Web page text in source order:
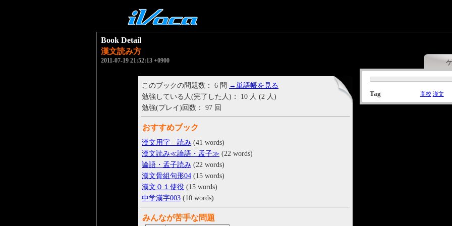
Book Detail
漢文読み方
2011-07-19 21:52:13 +0900
Tag 高校 漢文
このブックの問題数： 6 問 →単語帳を見る
勉強している人(完了した人)： 10 人 (2 人)
勉強(プレイ)回数： 97 回
おすすめブック
漢文用字 読み (41 words)
漢文読み≪論語・孟子≫ (22 words)
論語・孟子読み (22 words)
漢文骨組句形04 (15 words)
漢文０１使役 (15 words)
中学漢字003 (10 words)
みんなが苦手な問題